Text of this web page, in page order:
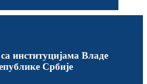
институцијама Владе
Србије